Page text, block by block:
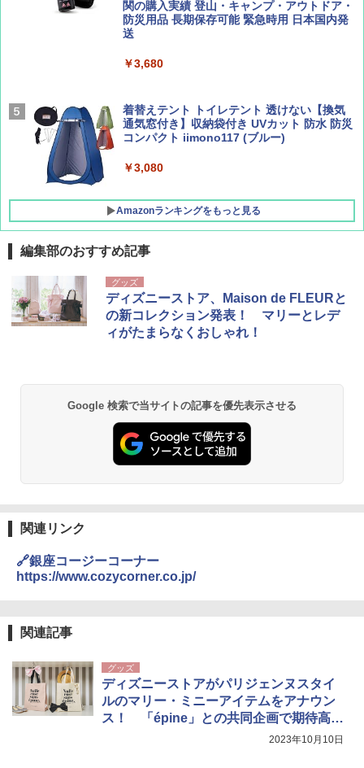
AIRLINE（エアライン）2026年9月号【特
集】ボーイング110周年を祝して！
￥1,760
A26 地球の歩き方 チェコ ポーランド スロヴ
ァキア 2026～2027 地球の歩き方A ヨーロッ
ーティング フルクローズ メッシュ 3-4人用
簡単設置 ポップアップテント エクルベージ
ュ(BC仕様) PATC-150B(EB)
￥9,990
[キャンパーズコレクション 山善] 傘みたいに
広げるだけ パッとサッとテント キューブワ
イド ブラックコーティング フルクローズ メ
ATCW-150B エクルベージュ
関の購入実績 登山・キャンプ・アウトドア・
防災用品 長期保存可能 緊急時用 日本国内発
送
￥3,680
着替えテント トイレテント 透けない【換気
通気窓付き】収納袋付き UVカット 防水 防災
コンパクト iimono117 (ブルー)
￥3,080
Amazonランキングをもっと見る
編集部のおすすめ記事
グッズ
ディズニーストア、Maison de FLEURと
の新コレクション発表！ マリーとレデ
ィがたまらなくおしゃれ！
Google 検索で当サイトの記事を優先表示させる
関連リンク
🔗銀座コージーコーナー
https://www.cozycorner.co.jp/
関連記事
グッズ
ディズニーストアがパリジェンヌスタイ
ルのマリー・ミニーアイテムをアナウン
ス！ 「épine」との共同企画で期待高ま
2023年10月10日